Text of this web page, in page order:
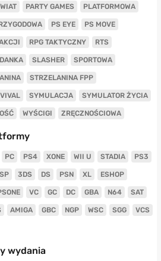
PARTY GAMES PLATFORMOWA
PS EYE PS MOVE
RPG TAKTYCZNY RTS
SLASHER SPORTOWA
STRZELANINA FPP
SYMULACJA SYMULATOR ŻYCIA
WYŚCIGI ZRĘCZNOŚCIOWA
PC PS4 XONE WII U STADIA PS3
3DS DS PSN XL ESHOP
VC GC DC GBA N64 SAT
AMIGA GBC NGP WSC SGG VCS
wydania